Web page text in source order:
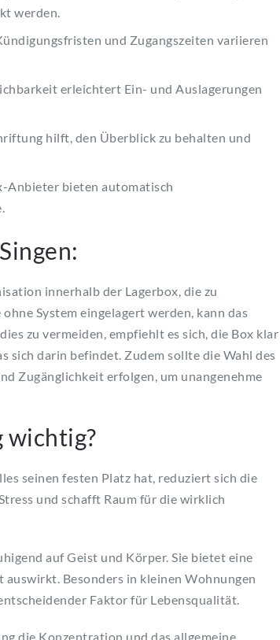
werden.
und Zugangszeiten variieren
erleichtert Ein- und Auslagerungen
hilft, den Überblick zu behalten und
Anbieter bieten automatisch
innerhalb der Lagerbox, die zu
System eingelagert werden, kann das
zu vermeiden, empfiehlt es sich, die Box klar
sich darin befindet. Zudem sollte die Wahl des
Zugänglichkeit erfolgen, um unangenehme
wichtig?
seinen festen Platz hat, reduziert sich die
und schafft Raum für die wirklich
auf Geist und Körper. Sie bietet eine
Besonders in kleinen Wohnungen
Faktor für Lebensqualität.
die Konzentration und das allgemeine